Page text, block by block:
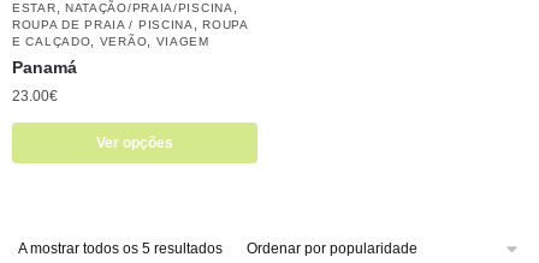
ESTAR
NATAÇÃO/PRAIA/PISCINA
ROUPA DE PRAIA / PISCINA ,ROUPA
E CALÇADO
VERÃO VIAGEM
Panamá
23.00€
Ver opções
A mostrar todos os 5 resultados